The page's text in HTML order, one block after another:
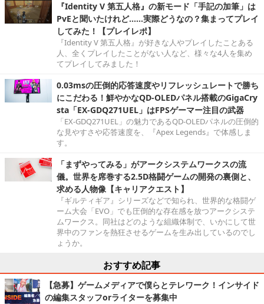
『Identity V 第五人格』の新モード「手記の加筆」は
PvEと聞いたけれど……実際どうなの？集まってプレイ
してみた！【プレイレポ】
『Identity V 第五人格』が好きな人やプレイしたことある
人、全くプレイしたことがない人など、様々な4人を集め
てプレイしてみました！
0.03msの圧倒的応答速度やリフレッシュレートで勝ち
にこだわる！鮮やかなQD-OLEDパネル搭載のGigaCry
sta「EX-GDQ271UEL」はFPSゲーマー注目の武器
「EX-GDQ271UEL」の魅力であるQD-OLEDパネルの圧倒的
な見やすさや応答速度を、『Apex Legends』で体感しま
す。
「まずやってみる」がアークシステムワークスの流
儀。世界を席巻する2.5D格闘ゲームの開発の裏側と、
求める人物像【キャリアクエスト】
『ギルティギア』シリーズなどで知られ、世界的な格闘ゲ
ーム大会「EVO」でも圧倒的な存在感を放つアークシステ
ムワークス。同社はどのような組織体制で、いかにして世
界中のファンを熱狂させるゲームを生み出しているのでし
ょうか。
おすすめ記事
【急募】ゲームメディアで僕らとテレワーク！インサイド
の編集スタッフorライターを募集中